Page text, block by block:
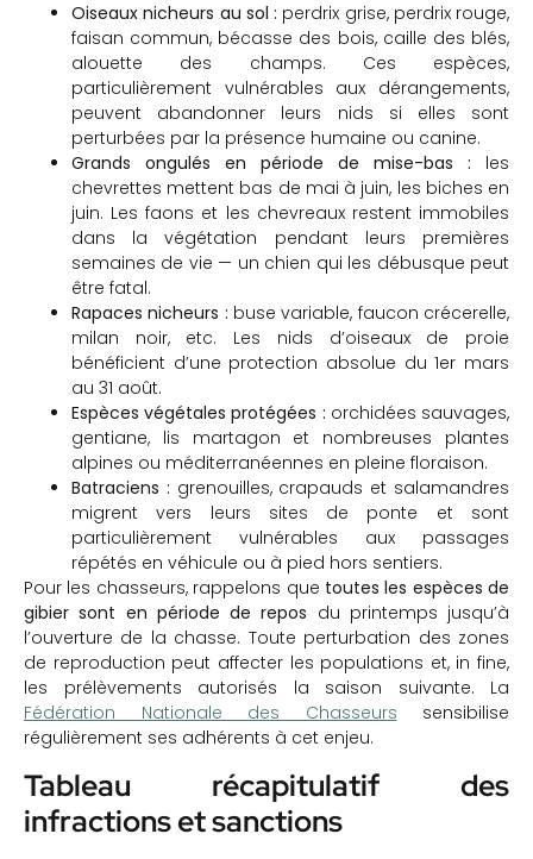
Oiseaux nicheurs au sol : perdrix grise, perdrix rouge,
faisan commun, bécasse des bois, caille des blés,
alouette des champs. Ces espèces,
particulièrement vulnérables aux dérangements,
peuvent abandonner leurs nids si elles sont
perturbées par la présence humaine ou canine.
Grands ongulés en période de mise-bas : les
chevrettes mettent bas de mai à juin, les biches en
juin. Les faons et les chevreaux restent immobiles
dans la végétation pendant leurs premières
semaines de vie — un chien qui les débusque peut
être fatal.
Rapaces nicheurs : buse variable, faucon crécerelle,
milan noir, etc. Les nids d’oiseaux de proie
bénéficient d’une protection absolue du 1er mars
au 31 août.
Espèces végétales protégées : orchidées sauvages,
gentiane, lis martagon et nombreuses plantes
alpines ou méditerranéennes en pleine floraison.
Batraciens : grenouilles, crapauds et salamandres
migrent vers leurs sites de ponte et sont
particulièrement vulnérables aux passages
répétés en véhicule ou à pied hors sentiers.
Pour les chasseurs, rappelons que toutes les espèces de
gibier sont en période de repos du printemps jusqu’à
l’ouverture de la chasse. Toute perturbation des zones
de reproduction peut affecter les populations et, in fine,
les prélèvements autorisés la saison suivante. La
Fédération Nationale des Chasseurs sensibilise
régulièrement ses adhérents à cet enjeu.
Tableau récapitulatif des
infractions et sanctions